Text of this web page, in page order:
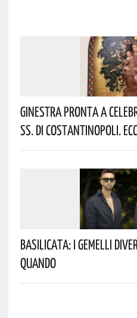
Ginestra Pronta A
SS. Di Costantinopoli.
Basilicata: I Gemelli
Quando